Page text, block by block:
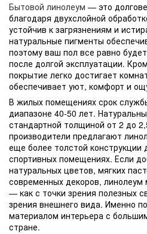
Бытовой линолеум — это
благодаря двухслойной
устойчив к загрязнениям и
натуральные пигменты
поэтому ваш пол все равно
после долгой эксплуатации.
покрытие легко достигает
обеспечивает уют, комфорт и
В жилых помещениях срок
диапазоне 40-50 лет.
стандартной толщиной от 2 до
производители предлагают
еще более толстой конструкции
спортивных помещениях. Если
натуральных цветов, мягких
современных декоров,
— как с точки зрения полезных
зрения внешнего вида. Именно
материалом интерьера с
стране.